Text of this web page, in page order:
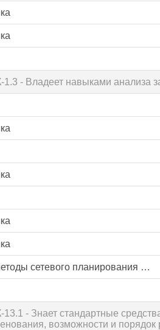
- Владеет навыками анализа
Теория систем и методы сетевого планирования и управления
- Знает стандартные
возможности и порядок